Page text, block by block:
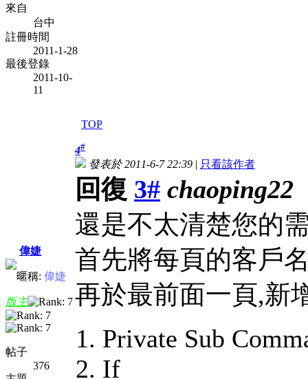
來自
台中
註冊時間
2011-1-28
最後登錄
2011-10-
11
TOP
偉婕
暱稱: 偉婕
版主
帖子
376
4#
發表於 2011-6-7 22:39 | 只看該作者
回復 3# chaoping22
還是不太清楚您的
首先將每頁的客戶
再於最前面一頁,新
Private Sub
If